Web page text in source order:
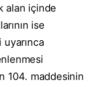
alan içinde
ise
uyarınca
104. maddesinin